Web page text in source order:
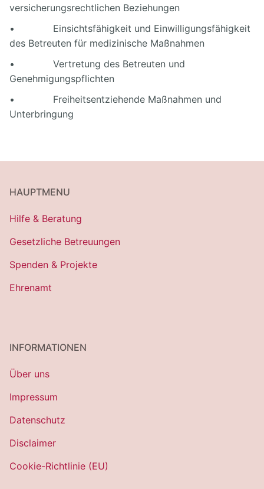
versicherungsrechtlichen Beziehungen
• Einsichtsfähigkeit und Einwilligungsfähigkeit
des Betreuten für medizinische Maßnahmen
• Vertretung des Betreuten und
Genehmigungspflichten
• Freiheitsentziehende Maßnahmen und
Unterbringung
HAUPTMENU
Hilfe & Beratung
Gesetzliche Betreuungen
Spenden & Projekte
Ehrenamt
INFORMATIONEN
Über uns
Impressum
Datenschutz
Disclaimer
Cookie-Richtlinie (EU)